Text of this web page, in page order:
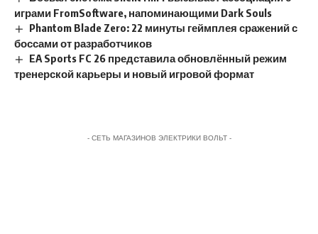
играми FromSoftware, напоминающими Dark Souls
Phantom Blade Zero: 22 минуты геймплея сражений с
боссами от разработчиков
EA Sports FC 26 представила обновлённый режим
тренерской карьеры и новый игровой формат
- СЕТЬ МАГАЗИНОВ ЭЛЕКТРИКИ ВОЛЬТ -